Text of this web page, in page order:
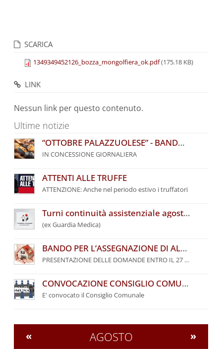
SCARICA
1349349452126_bozza_mongolfiera_ok.pdf(175.18 KB)
LINK
Nessun link per questo contenuto.
Ultime notizie
“OTTOBRE PALAZZUOLESE” - BANDO COMUNALE PER L’ASSEGNAZIONE DI POSTEGGI
IN CONCESSIONE GIORNALIERA
ATTENTI ALLE TRUFFE
ATTENZIONE: Anche nel periodo estivo i truffatori
Turni continuità assistenziale agosto 2026
(ex Guardia Medica)
BANDO PER L’ASSEGNAZIONE DI ALLOGGI DI EDILIZIA RESIDENZIALE PUBBLICA DEL COMUNE DI PALAZZUOLO SUL SENIO – ANNO 2026
PRESENTAZIONE DELLE DOMANDE ENTRO IL 27 SETTEMBRE 2026
CONVOCAZIONE CONSIGLIO COMUNALE
E' convocato il Consiglio Comunale
AGOSTO
« »